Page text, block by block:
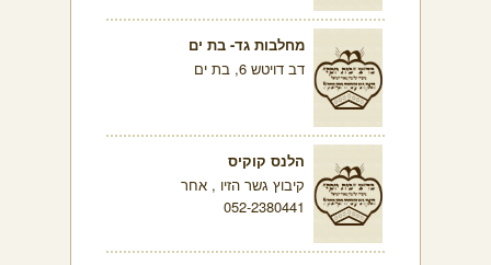
מחלבות גד- בת ים
דב דויטש 6, בת ים
הלנס קוקיס
קיבוץ גשר הזיו , אחר
052-2380441